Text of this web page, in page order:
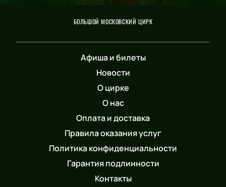
БОЛЬШОЙ МОСКОВСКИЙ ЦИРК
Афиша и билеты
Новости
О цирке
О нас
Оплата и доставка
Правила оказания услуг
Политика конфиденциальности
Гарантия подлинности
Контакты